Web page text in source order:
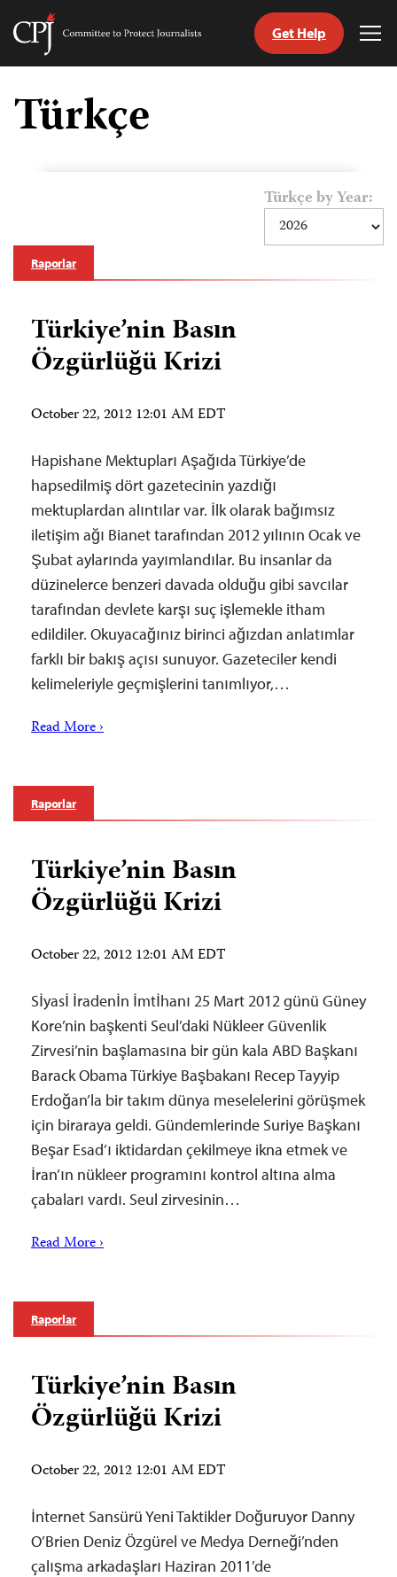
Skip
content
Committee
Get Help
Türkçe
Türkçe by Year:
Raporlar
Türkiye’nin Basın
Özgürlüğü Krizi
October 22, 2012 12:01 AM EDT
Hapishane Mektupları Aşağıda Türkiye’de
hapsedilmiş dört gazetecinin yazdığı
mektuplardan alıntılar var. İlk olarak bağımsız
iletişim ağı Bianet tarafından 2012 yılının Ocak ve
Şubat aylarında yayımlandılar. Bu insanlar da
düzinelerce benzeri davada olduğu gibi savcılar
tarafından devlete karşı suç işlemekle itham
edildiler. Okuyacağınız birinci ağızdan anlatımlar
farklı bir bakış açısı sunuyor. Gazeteciler kendi
kelimeleriyle geçmişlerini tanımlıyor,…
Read More ›
Raporlar
Türkiye’nin Basın
Özgürlüğü Krizi
October 22, 2012 12:01 AM EDT
Sİyasİ İradenİn İmtİhanı 25 Mart 2012 günü Güney
Kore’nin başkenti Seul’daki Nükleer Güvenlik
Zirvesi’nin başlamasına bir gün kala ABD Başkanı
Barack Obama Türkiye Başbakanı Recep Tayyip
Erdoğan’la bir takım dünya meselelerini görüşmek
için biraraya geldi. Gündemlerinde Suriye Başkanı
Beşar Esad’ı iktidardan çekilmeye ikna etmek ve
İran’ın nükleer programını kontrol altına alma
çabaları vardı. Seul zirvesinin…
Read More ›
Raporlar
Türkiye’nin Basın
Özgürlüğü Krizi
October 22, 2012 12:01 AM EDT
İnternet Sansürü Yeni Taktikler Doğuruyor Danny
O’Brien Deniz Özgürel ve Medya Derneği’nden
çalışma arkadaşları Haziran 2011’de